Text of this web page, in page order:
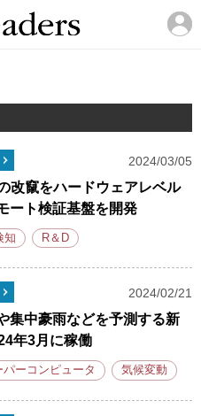
2024/03/05
改竄をハードウェアレベル
ート検証基盤を開発
知 R＆D
2024/02/21
集中豪雨などを予測する新
年3月に稼働
パーコンピュータ 気候変動